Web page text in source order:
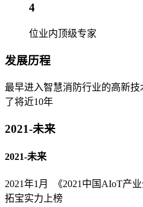
4
位业内顶级专家
发展历程
最早进入智慧消防行业的高新
了将近10年
2021-未来
2021-未来
2021年1月 《2021中国AIoT产
拓宝实力上榜